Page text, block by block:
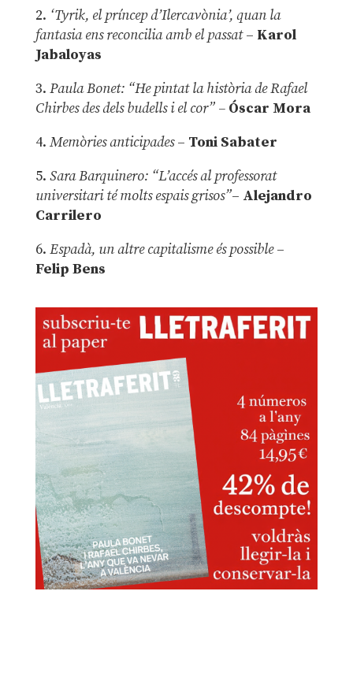
2. ‘Tyrik, el príncep d’Ilercavònia’, quan la
fantasia ens reconcilia amb el passat– Karol
Jabaloyas
3. Paula Bonet: “He pintat la història de Rafael
Chirbes des dels budells i el cor” –Óscar Mora
4. Memòries anticipades– Toni Sabater
5. Sara Barquinero: “L’accés al professorat
universitari té molts espais grisos”– Alejandro
Carrilero
6. Espadà, un altre capitalisme és possible –
Felip Bens